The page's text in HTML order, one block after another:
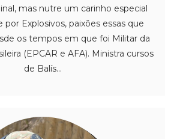
mas nutre um carinho especial
por Explosivos, paixões essas que
os tempos em que foi Militar da
(EPCAR e AFA). Ministra cursos
de Balís...